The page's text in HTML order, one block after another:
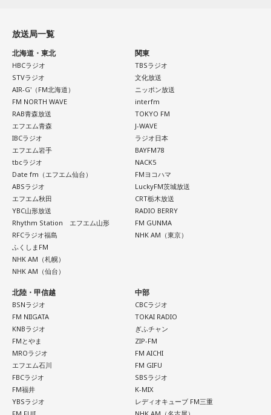
放送局一覧
北海道・東北
HBCラジオ
STVラジオ
AIR-G'（FM北海道）
FM NORTH WAVE
RAB青森放送
エフエム青森
IBCラジオ
エフエム岩手
tbcラジオ
Date fm（エフエム仙台）
ABSラジオ
エフエム秋田
YBC山形放送
Rhythm Station エフエム山形
RFCラジオ福島
ふくしまFM
NHK AM（札幌）
NHK AM（仙台）
関東
TBSラジオ
文化放送
ニッポン放送
interfm
TOKYO FM
J-WAVE
ラジオ日本
BAYFM78
NACK5
FMヨコハマ
LuckyFM茨城放送
CRT栃木放送
RADIO BERRY
FM GUNMA
NHK AM（東京）
北陸・甲信越
BSNラジオ
FM NIIGATA
KNBラジオ
FMとやま
MROラジオ
エフエム石川
FBCラジオ
FM福井
YBSラジオ
中部
CBCラジオ
TOKAI RADIO
ぎふチャン
ZIP-FM
FM AICHI
FM GIFU
SBSラジオ
K-MIX
レディオキューブ FM三重